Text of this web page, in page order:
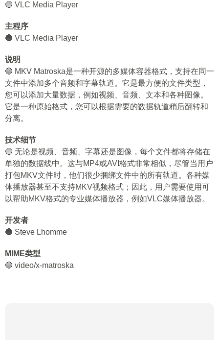
🔵 VLC Media Player
主程序
🔵 VLC Media Player
说明
🔵 MKV Matroska是一种开源的多媒体容器格式，支持在同一
文件中添加多个音频和字幕轨道。它是最方便的文件类型，
您可以添加大量数据，例如视频、音频、文本和各种图像。
它是一种原始格式，您可以根据需要的数据轨道稍后翻转和
分离。
技术细节
🔵 无论是视频、音频、字幕还是图像，每个文件都将存储在
单独的数据线中。这与MP4或AVI格式非常相似，尽管当用户
打包MKV文件时，他们很少捆绑文件中的所有轨道。各种媒
体播放器甚至不支持MKV视频格式；因此，用户需要使用可
以帮助MKV格式的专业媒体播放器，例如VLC媒体播放器。
开发者
🔵 Steve Lhomme
MIME类型
🔵 video/x-matroska